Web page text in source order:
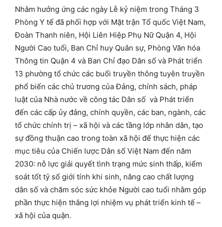
Nhằm hưởng ứng các ngày Lễ kỷ niệm trong Tháng 3
Phòng Y tế đã phối hợp với Mặt trận Tổ quốc Việt Nam,
Đoàn Thanh niên, Hội Liên Hiệp Phụ Nữ Quận 4, Hội
Người Cao tuổi, Ban Chỉ huy Quân sự, Phòng Văn hóa
Thông tin Quận 4 và Ban Chỉ đạo Dân số và Phát triển
13 phường tổ chức các buổi truyền thông tuyên truyền
phổ biến các chủ trương của Đảng, chính sách, pháp
luật của Nhà nước về công tác Dân số và Phát triển
đến các cấp ủy đảng, chính quyền, các ban, ngành, các
tổ chức chính trị – xã hội và các tầng lớp nhân dân, tạo
sự đồng thuận cao trong toàn xã hội để thực hiện các
mục tiêu của Chiến lược Dân số Việt Nam đến năm
2030: nỗ lực giải quyết tình trạng mức sinh thấp, kiểm
soát tốt tỷ số giới tính khi sinh, nâng cao chất lượng
dân số và chăm sóc sức khỏe Người cao tuổi nhằm góp
phần thực hiện thắng lợi nhiệm vụ phát triển kinh tế –
xã hội của quận.